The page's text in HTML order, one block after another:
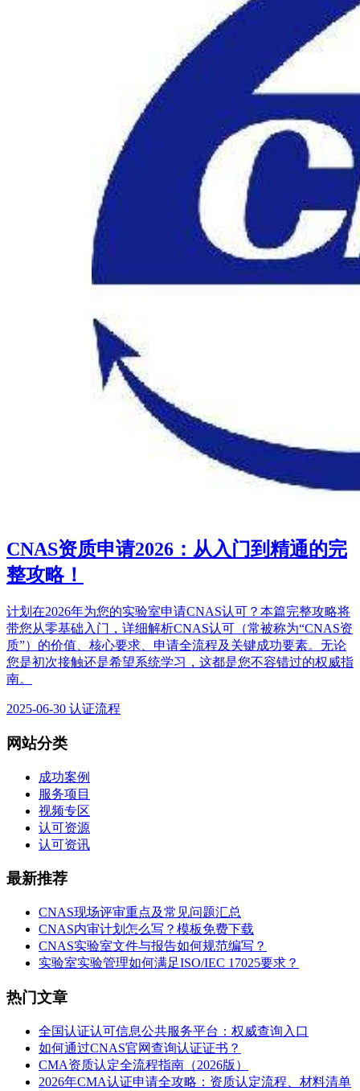
CNAS资质申请2026：从入门到精通的完
整攻略！
计划在2026年为您的实验室申请CNAS认可？本篇完整攻略将
带您从零基础入门，详细解析CNAS认可（常被称为“CNAS资
质”）的价值、核心要求、申请全流程及关键成功要素。无论
您是初次接触还是希望系统学习，这都是您不容错过的权威指
南。
2025-06-30 认证流程
网站分类
成功案例
服务项目
视频专区
认可资源
认可资讯
最新推荐
CNAS现场评审重点及常见问题汇总
CNAS内审计划怎么写？模板免费下载
CNAS实验室文件与报告如何规范编写？
实验室实验管理如何满足ISO/IEC 17025要求？
热门文章
全国认证认可信息公共服务平台：权威查询入口
如何通过CNAS官网查询认证证书？
CMA资质认定全流程指南（2026版）
2026年CMA认证申请全攻略：资质认定流程、材料清单